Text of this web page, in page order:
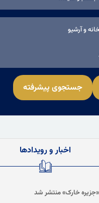
و آرشیو
جستجوی پیشرفته
اخبار و رویدادها
قانون اساسی مشروطه با توشیح